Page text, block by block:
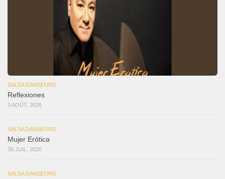
SALSA DANSEURS
Reflexiones
3 AOÛT, 2026
SALSA DANSEURS
Mujer Erótica
30 JUIL, 2026
SALSA DANSEURS